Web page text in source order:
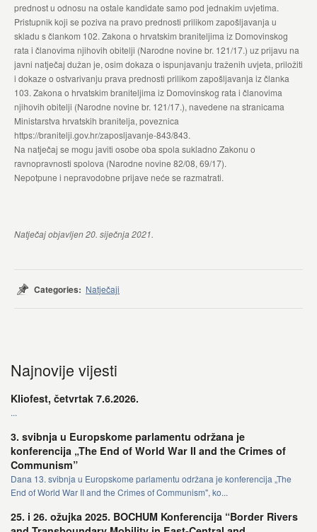
prednost u odnosu na ostale kandidate samo pod jednakim uvjetima.
Pristupnik koji se poziva na pravo prednosti prilikom zapošljavanja u
skladu s člankom 102. Zakona o hrvatskim braniteljima iz Domovinskog
rata i članovima njihovih obitelji (Narodne novine br. 121/17.) uz prijavu na
javni natječaj dužan je, osim dokaza o ispunjavanju traženih uvjeta, priložiti
i dokaze o ostvarivanju prava prednosti prilikom zapošljavanja iz članka
103. Zakona o hrvatskim braniteljima iz Domovinskog rata i članovima
njihovih obitelji (Narodne novine br. 121/17.), navedene na stranicama
Ministarstva hrvatskih branitelja, poveznica
https://branitelji.gov.hr/zaposljavanje-843/843.
Na natječaj se mogu javiti osobe oba spola sukladno Zakonu o
ravnopravnosti spolova (Narodne novine 82/08, 69/17).
Nepotpune i nepravodobne prijave neće se razmatrati.
Natječaj objavljen 20. siječnja 2021.
Categories: Natječaji
Najnovije vijesti
Kliofest, četvrtak 7.6.2026.
...
3. svibnja u Europskome parlamentu održana je
konferencija „The End of World War II and the Crimes of
Communism”
Dana 13. svibnja u Europskome parlamentu održana je konferencija „The
End of World War II and the Crimes of Communism", ko...
25. i 26. ožujka 2025. BOCHUM Konferencija “Border Rivers